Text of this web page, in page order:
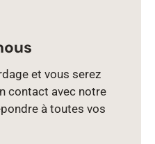
et vous serez
contact avec notre
à toutes vos